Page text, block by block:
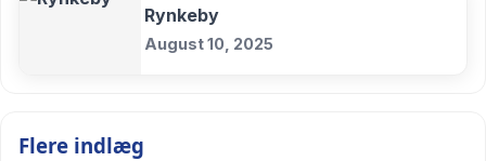
Rynkeby
August 10, 2025
Flere indlæg